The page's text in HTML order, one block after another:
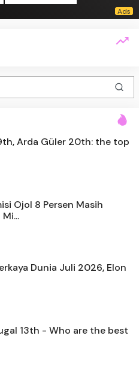
Arda Güler 20th: the top
Ojol 8 Persen Masih
Dunia Juli 2026, Elon
13th - Who are the best